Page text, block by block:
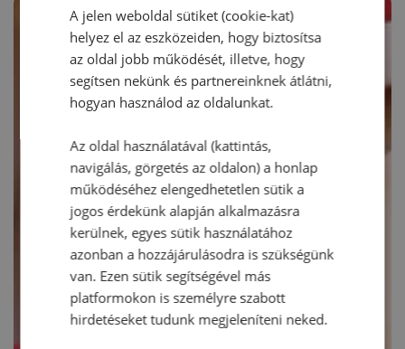
A jelen weboldal sütiket (cookie-kat)
helyez el az eszközeiden, hogy biztosítsa
az oldal jobb működését, illetve, hogy
segítsen nekünk és partnereinknek átlátni,
hogyan használod az oldalunkat.
Az oldal használatával (kattintás,
navigálás, görgetés az oldalon) a honlap
működéséhez elengedhetetlen sütik a
jogos érdekünk alapján alkalmazásra
kerülnek, egyes sütik használatához
azonban a hozzájárulásodra is szükségünk
van. Ezen sütik segítségével más
platformokon is személyre szabott
hirdetéseket tudunk megjeleníteni neked.